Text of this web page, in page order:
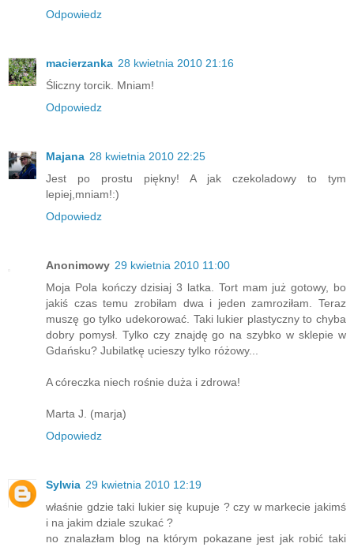
Odpowiedz
macierzanka 28 kwietnia 2010 21:16
Śliczny torcik. Mniam!
Odpowiedz
Majana 28 kwietnia 2010 22:25
Jest po prostu piękny! A jak czekoladowy to tym
lepiej,mniam!:)
Odpowiedz
Anonimowy 29 kwietnia 2010 11:00
Moja Pola kończy dzisiaj 3 latka. Tort mam już gotowy, bo
jakiś czas temu zrobiłam dwa i jeden zamroziłam. Teraz
muszę go tylko udekorować. Taki lukier plastyczny to chyba
dobry pomysł. Tylko czy znajdę go na szybko w sklepie w
Gdańsku? Jubilatkę ucieszy tylko różowy...
A córeczka niech rośnie duża i zdrowa!
Marta J. (marja)
Odpowiedz
Sylwia 29 kwietnia 2010 12:19
właśnie gdzie taki lukier się kupuje ? czy w markecie jakimś
i na jakim dziale szukać ?
no znalazłam blog na którym pokazane jest jak robić taki